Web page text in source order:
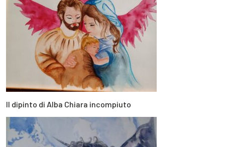
Il dipinto di Alba Chiara incompiuto